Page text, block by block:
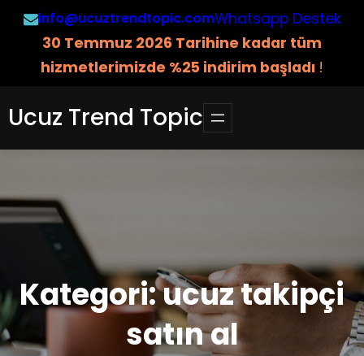
İçeriğeinfo@ucuztrendtopic.comWhatsapp Destek
30 Temmuz 2026 Tarihine kadar tüm
hizmetlerimizde %25 indirim başladı !
Ucuz Trend Topic
Kategori:ucuz takipçi
satın al